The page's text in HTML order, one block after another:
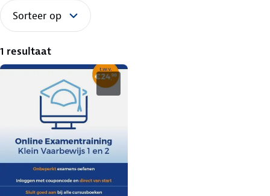
Sorteer op
1 resultaat